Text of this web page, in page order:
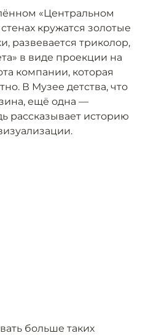
«Центральном
кружатся золотые
развевается триколор,
в виде проекции на
компании, которая
В Музее детства, что
ещё одна —
рассказывает историю
больше таких